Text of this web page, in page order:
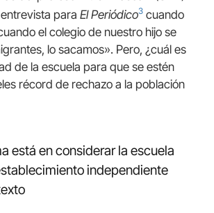
para El Periódico3 cuando
el colegio de nuestro hijo se
lo sacamos». Pero, ¿cuál es
de la escuela para que se estén
récord de rechazo a la población
está en considerar la escuela
independiente